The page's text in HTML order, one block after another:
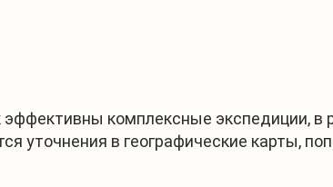
комплексные экспедиции,
уточнения в географические карты,